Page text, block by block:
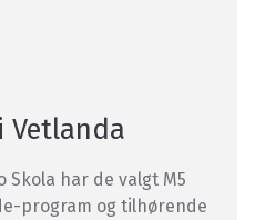
Vetlanda
Skola har de valgt M5
program og tilhørende